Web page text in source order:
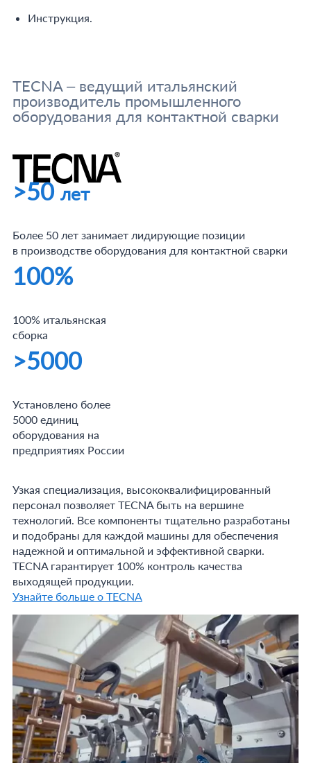
Инструкция.
TECNA – ведущий итальянский
производитель промышленного
оборудования для контактной сварки
>50лет
Более 50 лет занимает лидирующие позиции
в производстве оборудования для контактной сварки
100%
100% итальянская
сборка
>5000
Установлено более
5000 единиц
оборудования на
предприятиях России
Узкая специализация, высококвалифицированный
персонал позволяет TECNA быть на вершине
технологий. Все компоненты тщательно разработаны
и подобраны для каждой машины для обеспечения
надежной и оптимальной и эффективной сварки.
TECNA гарантирует 100% контроль качества
выходящей продукции.
Узнайте больше о TECNA